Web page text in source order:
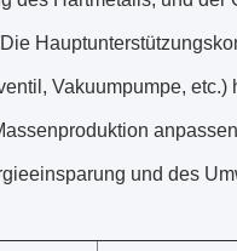
Vakuumpumpe,
und des